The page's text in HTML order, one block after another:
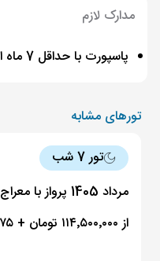
مدارک لازم
پاسپورت با حداقل 7 ماه اعتبار
تورهای مشابه
تور 7 شب
مرداد 1405 پرواز با معراج ایر
از ۱۱۴٬۵۰۰٬۰۰۰ تومان + ۹۷۵ دلار